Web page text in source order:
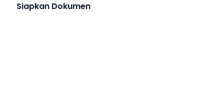
Siapkan Dokumen